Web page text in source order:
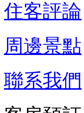
住客評論
周邊景點
聯系我們